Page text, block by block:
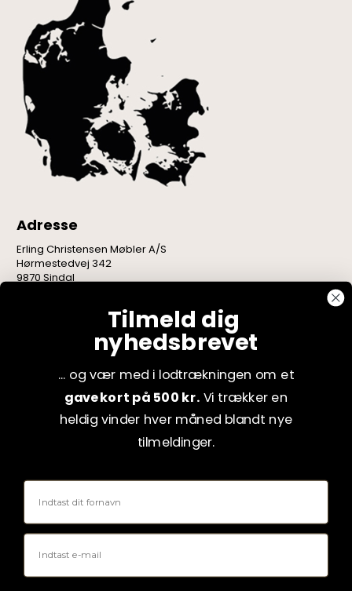
Adresse
Erling Christensen Møbler A/S
Hørmestedvej 342
9870 Sindal
Tilmeld dig
nyhedsbrevet
... og vær med i lodtrækningen om et
gavekort på 500 kr. Vi trækker en
heldig vinder hver måned blandt nye
tilmeldinger.
Fornavn
Email